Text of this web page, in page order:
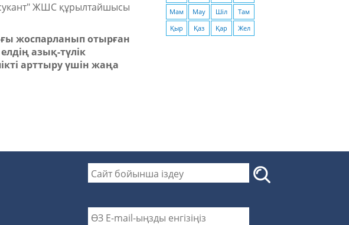
ЖШС құрылтайшысы
жоспарланып отырған
азық-түлік
арттыру үшін жаңа
Мам
Мау Шіл
Там
Қыр
Қаз Қар Жел